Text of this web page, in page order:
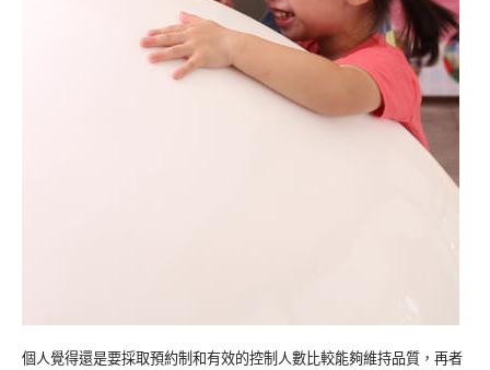
個人覺得還是要採取預約制和有效的控制人數比較能夠維持品質，再者